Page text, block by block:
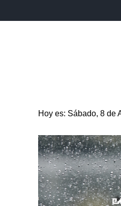
ENTRETENIMIENTO
Hoy es: Sábado, 8 de